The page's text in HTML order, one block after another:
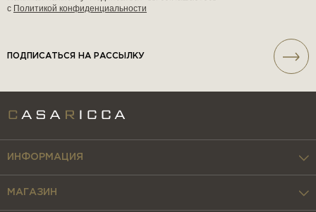
с Политикой конфиденциальности
ПОДПИСАТЬСЯ НА РАССЫЛКУ
ИНФОРМАЦИЯ
МАГАЗИН